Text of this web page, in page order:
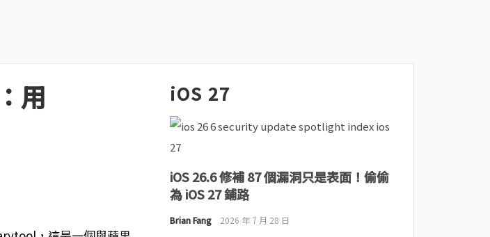
用
iOS 27
iOS 26.6 修補 87 個漏洞只是表面！偷偷
為 iOS 27 鋪路
Brian Fang 2026 年 7 月 28 日